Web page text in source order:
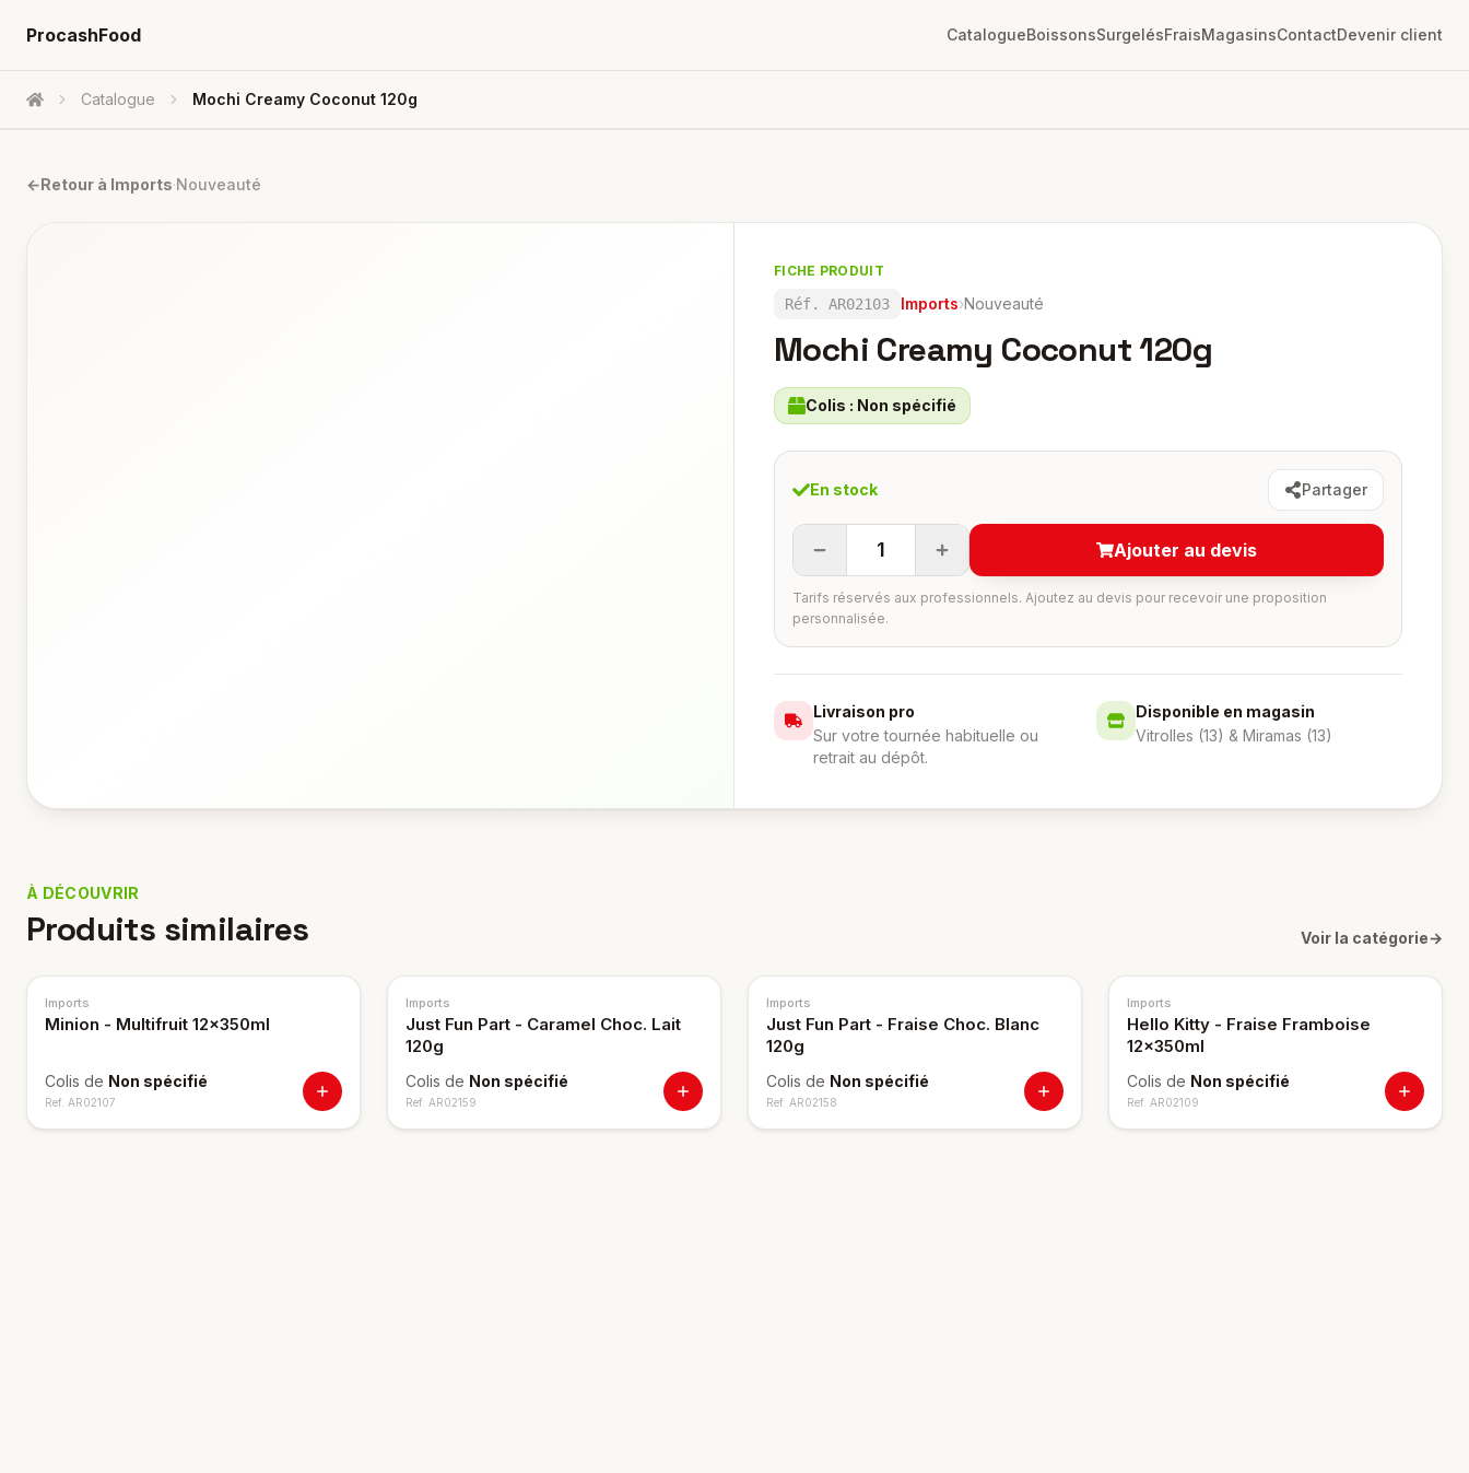
ProcashFood CatalogueBoissonsSurgelésFraisMagasinsContactDevenir client
Accueil Catalogue Mochi Creamy Coconut 120g
←Retour à Imports·Nouveauté
FICHE PRODUIT
Réf. AR02103 Imports›Nouveauté
Mochi Creamy Coconut 120g
Colis : Non spécifié
En stock Partager
1 Ajouter au devis
Tarifs réservés aux professionnels. Ajoutez au devis pour recevoir une proposition
personnalisée.
Livraison pro
Sur votre tournée habituelle ou
retrait au dépôt.
Disponible en magasin
Vitrolles (13) & Miramas (13)
À DÉCOUVRIR
Produits similaires Voir la catégorie→
Imports
Minion - Multifruit 12x350ml
Colis de Non spécifié
Ref. AR02107
Imports
Just Fun Part - Caramel Choc. Lait
120g
Colis de Non spécifié
Ref. AR02159
Imports
Just Fun Part - Fraise Choc. Blanc
120g
Colis de Non spécifié
Ref. AR02158
Imports
Hello Kitty - Fraise Framboise
12x350ml
Colis de Non spécifié
Ref. AR02109